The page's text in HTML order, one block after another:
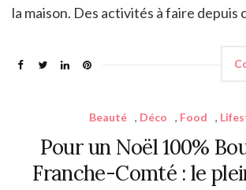
la maison. Des activités à faire depuis
Beauté , Déco , Food ,
Pour un Noël 100%
Franche-Comté : le